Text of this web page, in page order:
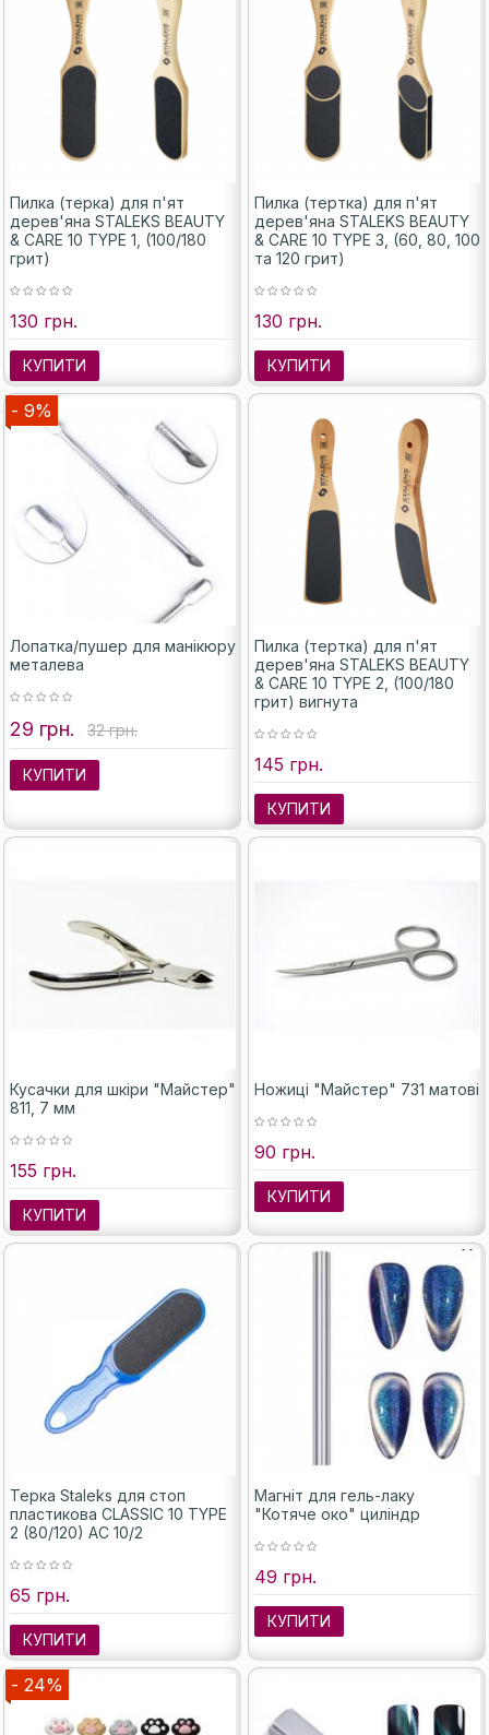
Пилка (терка) для п'ят
дерев'яна STALEKS BEAUTY
& CARE 10 TYPE 1, (100/180
грит)
130 грн.
КУПИТИ
Пилка (тертка) для п'ят
дерев'яна STALEKS BEAUTY
& CARE 10 TYPE 3, (60, 80, 100
та 120 грит)
130 грн.
КУПИТИ
- 9%
Лопатка/пушер для манікюру
металева
29 грн. 32 грн.
КУПИТИ
Пилка (тертка) для п'ят
дерев'яна STALEKS BEAUTY
& CARE 10 TYPE 2, (100/180
грит) вигнута
145 грн.
КУПИТИ
Кусачки для шкіри "Майстер"
811, 7 мм
155 грн.
КУПИТИ
Ножиці "Майстер" 731 матові
90 грн.
КУПИТИ
Терка Staleks для стоп
пластикова CLASSIC 10 TYPE
2 (80/120) AC 10/2
65 грн.
КУПИТИ
Магніт для гель-лаку
"Котяче око" циліндр
49 грн.
КУПИТИ
- 24%